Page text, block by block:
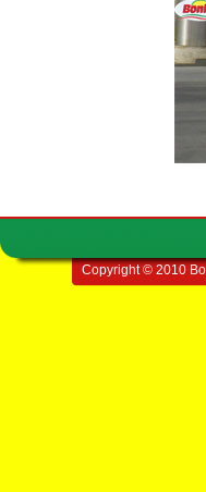
Copyright © 2010